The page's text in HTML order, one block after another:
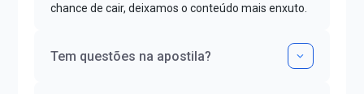
chance de cair, deixamos o conteúdo mais enxuto.
Tem questões na apostila?